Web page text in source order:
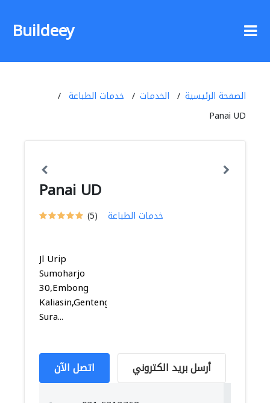
Buildeey
الصفحة الرئيسية الخدمات
خدمات الطباعة
Panai UD
Panai UD
(5) خدمات الطباعة
Jl Urip
Sumoharjo
30,Embong
Kaliasin,Genteng,
Sura...
اتصل الآن أرسل بريد الكتروني